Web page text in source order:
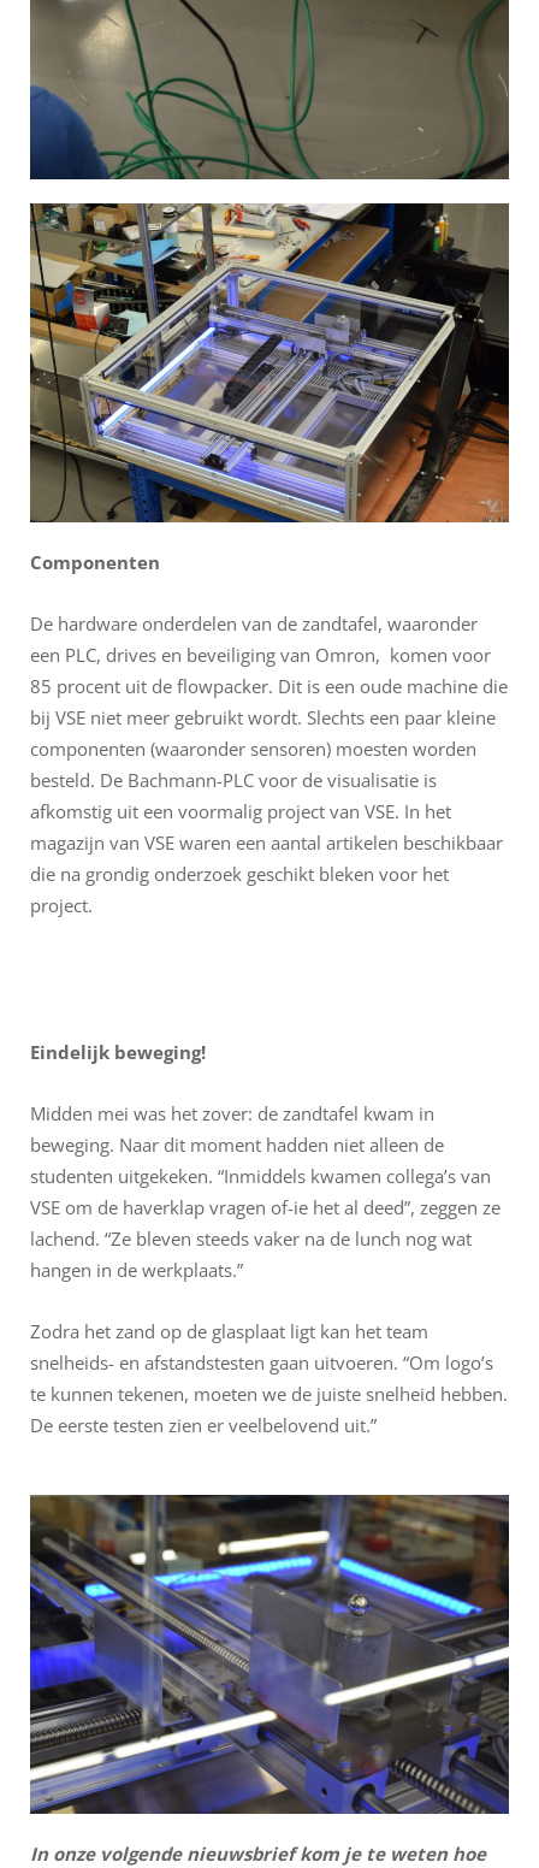
Componenten
De hardware onderdelen van de zandtafel, waaronder
een PLC, drives en beveiliging van Omron, komen voor
85 procent uit de flowpacker. Dit is een oude machine die
bij VSE niet meer gebruikt wordt. Slechts een paar kleine
componenten (waaronder sensoren) moesten worden
besteld. De Bachmann-PLC voor de visualisatie is
afkomstig uit een voormalig project van VSE. In het
magazijn van VSE waren een aantal artikelen beschikbaar
die na grondig onderzoek geschikt bleken voor het
project.
Eindelijk beweging!
Midden mei was het zover: de zandtafel kwam in
beweging. Naar dit moment hadden niet alleen de
studenten uitgekeken. “Inmiddels kwamen collega’s van
VSE om de haverklap vragen of-ie het al deed”, zeggen ze
lachend. “Ze bleven steeds vaker na de lunch nog wat
hangen in de werkplaats.”
Zodra het zand op de glasplaat ligt kan het team
snelheids- en afstandstesten gaan uitvoeren. “Om logo’s
te kunnen tekenen, moeten we de juiste snelheid hebben.
De eerste testen zien er veelbelovend uit.”
In onze volgende nieuwsbrief kom je te weten hoe